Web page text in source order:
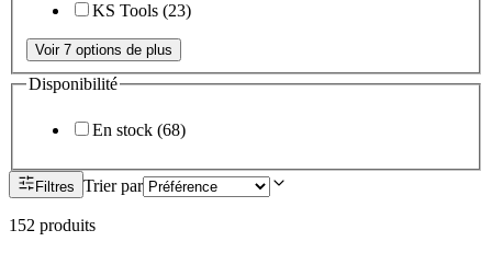
KS Tools (23)
Voir 7 options de plus
Disponibilité
En stock (68)
Filtres Trier par
152 produits